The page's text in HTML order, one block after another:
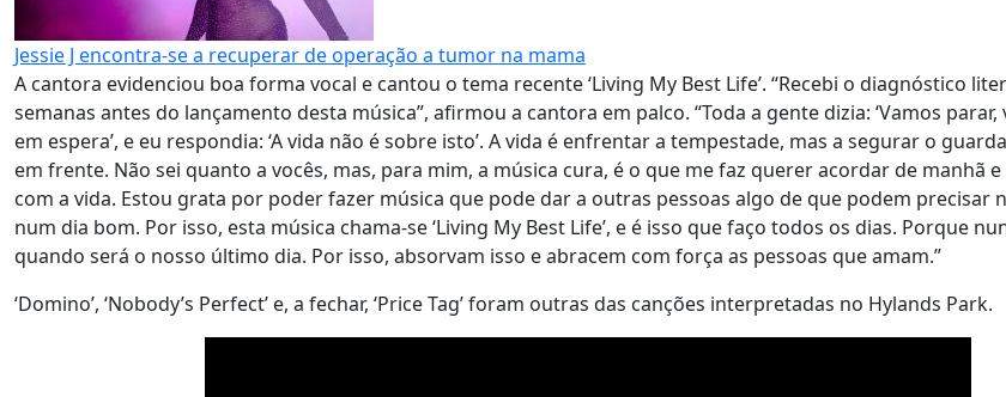
Jessie J encontra-se a recuperar de operação a tumor na mama
A cantora evidenciou boa forma vocal e cantou o tema recente ‘Living My Best Life’. “Recebi o diagnóstico
semanas antes do lançamento desta música”, afirmou a cantora em palco. “Toda a gente dizia: ‘Vamos
em espera’, e eu respondia: ‘A vida não é sobre isto’. A vida é enfrentar a tempestade, mas a segurar o
em frente. Não sei quanto a vocês, mas, para mim, a música cura, é o que me faz querer acordar de manhã
com a vida. Estou grata por poder fazer música que pode dar a outras pessoas algo de que podem precisar
num dia bom. Por isso, esta música chama-se ‘Living My Best Life’, e é isso que faço todos os dias. Porque
quando será o nosso último dia. Por isso, absorvam isso e abracem com força as pessoas que amam.”
‘Domino’, ‘Nobody’s Perfect’ e, a fechar, ‘Price Tag’ foram outras das canções interpretadas no Hylands Park.